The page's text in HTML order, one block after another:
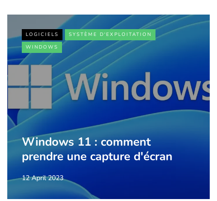
LOGICIELS
SYSTÈME D'EXPLOITATION
WINDOWS
Windows 11 : comment
prendre une capture d'écran
12 April 2023